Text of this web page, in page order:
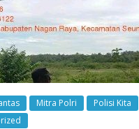
Mitra Polri Polisi Kita